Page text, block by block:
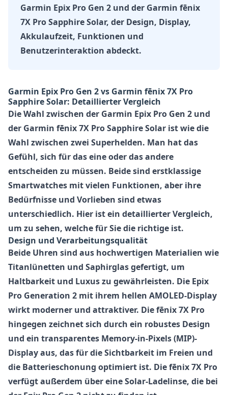
Garmin Epix Pro Gen 2 und der Garmin fēnix
7X Pro Sapphire Solar, der Design, Display,
Akkulaufzeit, Funktionen und
Benutzerinteraktion abdeckt.
Garmin Epix Pro Gen 2 vs Garmin fēnix 7X Pro
Sapphire Solar: Detaillierter Vergleich
Die Wahl zwischen der Garmin Epix Pro Gen 2 und
der Garmin fēnix 7X Pro Sapphire Solar ist wie die
Wahl zwischen zwei Superhelden. Man hat das
Gefühl, sich für das eine oder das andere
entscheiden zu müssen. Beide sind erstklassige
Smartwatches mit vielen Funktionen, aber ihre
Bedürfnisse und Vorlieben sind etwas
unterschiedlich. Hier ist ein detaillierter Vergleich,
um zu sehen, welche für Sie die richtige ist.
Design und Verarbeitungsqualität
Beide Uhren sind aus hochwertigen Materialien wie
Titanlünetten und Saphirglas gefertigt, um
Haltbarkeit und Luxus zu gewährleisten. Die Epix
Pro Generation 2 mit ihrem hellen AMOLED-Display
wirkt moderner und attraktiver. Die fēnix 7X Pro
hingegen zeichnet sich durch ein robustes Design
und ein transparentes Memory-in-Pixels (MIP)-
Display aus, das für die Sichtbarkeit im Freien und
die Batterieschonung optimiert ist. Die fēnix 7X Pro
verfügt außerdem über eine Solar-Ladelinse, die bei